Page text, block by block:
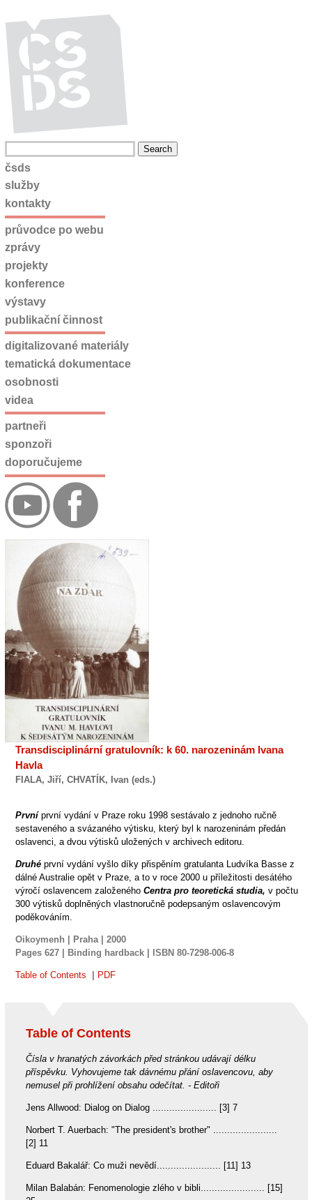
Transdisciplinární gratulovník: k 60. narozeninám Ivana
Havla
FIALA, Jiří, CHVATÍK, Ivan (eds.)
Prvníprvní vydání v Praze roku 1998 sestávalo z jednoho ručně
sestaveného a svázaného výtisku, který byl k narozeninám předán
oslavenci, a dvou výtisků uložených v archivech editoru.
Druhé první vydání vyšlo díky přispěním gratulanta Ludvíka Basse z
dálné Australie opět v Praze, a to v roce 2000 u příležitosti desátého
výročí oslavencem založeného Centra pro teoretická studia, v počtu
300 výtisků doplněných vlastnoručně podepsaným oslavencovým
poděkováním.
Oikoymenh | Praha | 2000
Pages 627 | Binding hardback | ISBN 80-7298-006-8
Table of Contents PDF
Table of Contents
Čísla v hranatých závorkách před stránkou udávají délku
příspěvku. Vyhovujeme tak dávnému přání oslavencovu, aby
nemusel při prohlížení obsahu odečítat. - Editoři
Jens Allwood: Dialog on Dialog ....................... [3] 7
Norbert T. Auerbach: "The president's brother" .......................
[2] 11
Eduard Bakalář: Co muži nevědí....................... [11] 13
Milan Balabán: Fenomenologie zlého v bibli....................... [15]
čsds
služby
kontakty
průvodce po webu
zprávy
projekty
konference
výstavy
publikační činnost
digitalizované materiály
tematická dokumentace
osobnosti
videa
partneři
sponzoři
doporučujeme